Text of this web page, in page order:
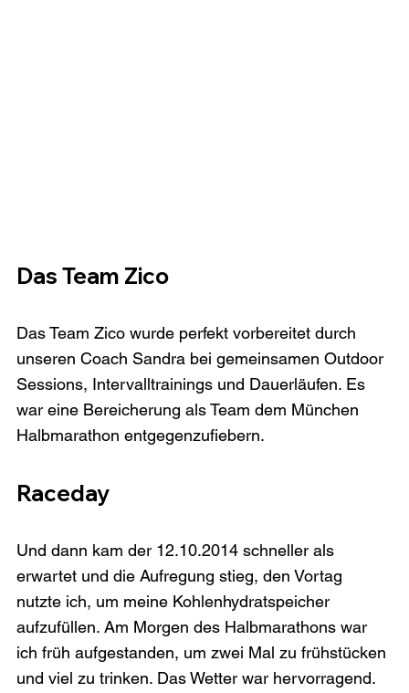
Das Team Zico
Das Team Zico wurde perfekt vorbereitet durch
unseren Coach Sandra bei gemeinsamen Outdoor
Sessions, Intervalltrainings und Dauerläufen. Es
war eine Bereicherung als Team dem München
Raceday
Und dann kam der 12.10.2014 schneller als
erwartet und die Aufregung stieg, den Vortag
nutzte ich, um meine Kohlenhydratspeicher
aufzufüllen. Am Morgen des Halbmarathons war
ich früh aufgestanden, um zwei Mal zu frühstücken
und viel zu trinken. Das Wetter war hervorragend.